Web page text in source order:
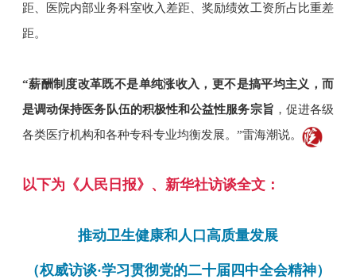
距、医院内部业务科室收入差距、奖励绩效工资所占比重差
距。
“薪酬制度改革既不是单纯涨收入，更不是搞平均主义，而
是调动保持医务队伍的积极性和公益性服务宗旨 ，促进各级
各类医疗机构和各种专科专业均衡发展。”雷海潮说。
以下为《人民日报》、新华社访谈全文：
推动卫生健康和人口高质量发展
（权威访谈·学习贯彻党的二十届四中全会精神）